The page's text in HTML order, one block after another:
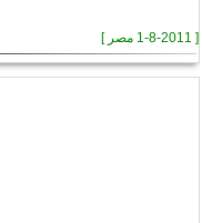
[ 1-8-2011 مصر ]